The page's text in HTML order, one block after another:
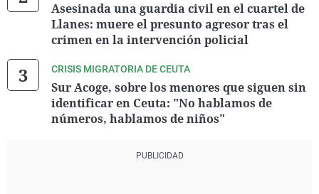
Asesinada una guardia civil en el cuartel de
Llanes: muere el presunto agresor tras el
crimen en la intervención policial
CRISIS MIGRATORIA DE CEUTA
Sur Acoge, sobre los menores que siguen sin
identificar en Ceuta: "No hablamos de
números, hablamos de niños"